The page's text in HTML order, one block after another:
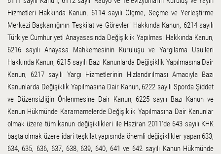
Hizmetleri Hakkında Kanun, 6114 sayılı Ölçme, Seçme ve Yerleştirme
Merkezi Başkanlığının Teşkilat ve Görevleri Hakkında Kanun, 6214 sayılı
Türkiye Cumhuriyeti Anayasasında Değişiklik Yapılması Hakkında Kanun,
6216 sayılı Anayasa Mahkemesinin Kuruluşu ve Yargılama Usulleri
Hakkında Kanun, 6215 sayılı Bazı Kanunlarda Değişiklik Yapılmasına Dair
Kanun, 6217 sayılı Yargı Hizmetlerinin Hızlandırılması Amacıyla Bazı
Kanunlarda Değişiklik Yapılmasına Dair Kanun, 6222 sayılı Sporda Şiddet
ve Düzensizliğin Önlenmesine Dair Kanun, 6225 sayılı Bazı Kanun ve
Kanun Hükmünde Kararnamelerde Değişiklik Yapılmasına Dair Kanunlar
olmak üzere tüm kanun değişiklikleri ile Haziran 2011'de 643 sayılı KHK
başta olmak üzere idari teşkilat yapısında önemli değişiklikler yapan 633,
634, 635, 636, 637, 638, 639, 640, 641 ve 642 sayılı Kanun Hükmünde